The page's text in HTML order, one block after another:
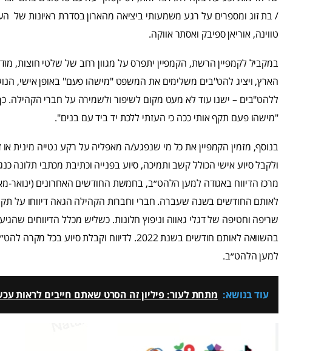
/ בת זוג ומספרים על רגע משמעותי ביציאה מהארון בסדרת ראיונות של
טווינה, אוריאן ספיבק ואסתר אווקה.
במקביל לקמפיין הרשת, הקמפיין יתפרס על מגוון רחב של שלטי חוצות,
הארץ, ויציג להט"בים משלימים את המשפט "מישהו פעם" באופן אישי,
ללהט"בים – ישנו עוד לא מעט מקום לשיפור ולשמירה על חברי
"מישהו פעם תקף אותי ככה כי העזתי ללכת יד ביד עם בנים".
בנוסף, מזמין הקמפיין את כל מי שנפגע/ה מאפליה על רקע נטייה מינית
ולקבל סיוע אישי הכולל קשב ותמיכה, סיוע בפנייה וכתיבת מכתבי תלונה
מרכז הדיווח באגודה למען הלהט״ב, בחמשת החודשים האחרונים (ינואר-
לאותם החודשים בשנה שעברה. חברי וחברות הקהילה הגאה דיווחו על
בהשוואה לאותם חודשים בשנת 2022. לדיווח וקבלת
למען הלהט״ב.
עוד בנושא: מתחת לעור: פיליון זה הסרט שאתם חייבים לראות